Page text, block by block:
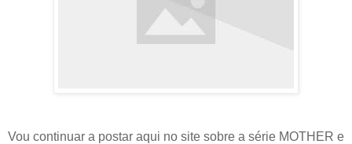
Vou continuar a postar aqui no site sobre a série MOTHER e